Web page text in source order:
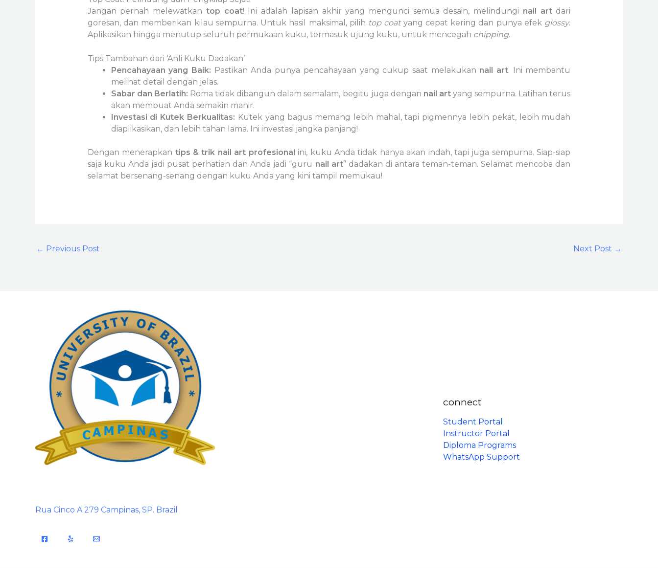
Jangan pernah melewatkan top coat! Ini adalah lapisan akhir yang mengunci semua desain, melindungi nail artdari
goresan, dan memberikan kilau sempurna. Untuk hasil maksimal, pilih top coatyang cepat kering dan punya efek glossy.
Aplikasikan hingga menutup seluruh permukaan kuku, termasuk ujung kuku, untuk mencegah chipping.
Tips Tambahan dari ‘Ahli Kuku Dadakan’
Pencahayaan yang Baik: Pastikan Anda punya pencahayaan yang cukup saat melakukan nail art. Ini membantu
melihat detail dengan jelas.
Sabar dan Berlatih: Roma tidak dibangun dalam semalam, begitu juga dengan nail artyang sempurna. Latihan terus
akan membuat Anda semakin mahir.
Investasi di Kutek Berkualitas: Kutek yang bagus memang lebih mahal, tapi pigmennya lebih pekat, lebih mudah
diaplikasikan, dan lebih tahan lama. Ini investasi jangka panjang!
Dengan menerapkan tips & trik nail art profesional ini, kuku Anda tidak hanya akan indah, tapi juga sempurna. Siap-siap
saja kuku Anda jadi pusat perhatian dan Anda jadi “guru nail art” dadakan di antara teman-teman. Selamat mencoba dan
selamat bersenang-senang dengan kuku Anda yang kini tampil memukau!
← Previous Post Next Post →
Rua Cinco A 279 Campinas, SP. Brazil
connect
Student Portal
Instructor Portal
Diploma Programs
WhatsApp Support